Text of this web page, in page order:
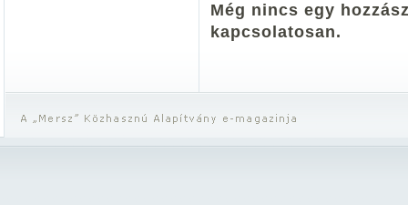
Még nincs egy
kapcsolatosan.